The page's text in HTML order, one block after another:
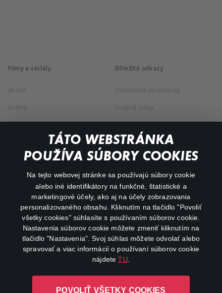
TÁTO WEBSTRÁNKA
POUŽÍVA SÚBORY COOKIES
Na tejto webovej stránke sa používajú súbory cookie
alebo iné identifikátory na funkčné, štatistické a
marketingové účely, ako aj na účely zobrazovania
personalizovaného obsahu. Kliknutím na tlačidlo "Povoliť
všetky cookies" súhlasíte s používaním súborov cookie.
Nastavenia súborov cookie môžete zmeniť kliknutím na
tlačidlo "Nastavenia". Svoj súhlas môžete odvolať alebo
spravovať a viac informácií o používaní súborov cookie
nájdeteTU
POVOLIŤ VŠETKY COOKIES
Filmy a seriály
Akčné
Dráma
Dôležité odkazy
Všeobecné podmienky
Osobné údaje
O aplikácii Canal+